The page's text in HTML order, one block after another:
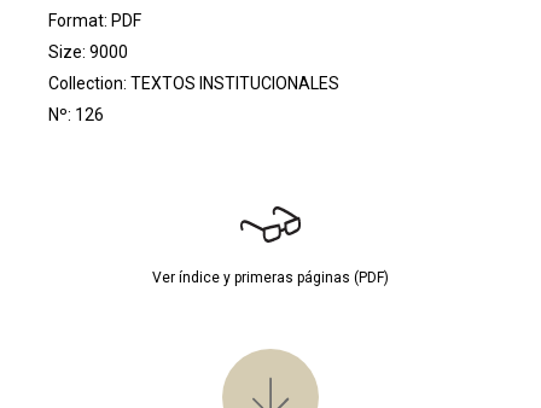
Format: PDF
Size: 9000
Collection: TEXTOS INSTITUCIONALES
Nº: 126
Ver índice y primeras páginas (PDF)